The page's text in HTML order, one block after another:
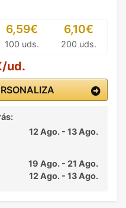
6,59€
100 uds.
6,10€
200 uds.
ud.
12 Ago. - 13 Ago.
19 Ago. - 21 Ago.
12 Ago. - 13 Ago.